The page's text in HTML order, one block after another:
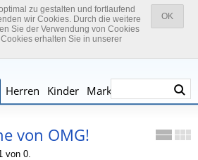
OK
zu gestalten und fortlaufend
wir Cookies. Durch die weitere
Sie der Verwendung von Cookies
erhalten Sie in unserer
Herren Kinder Marken
von OMG!
von 0.